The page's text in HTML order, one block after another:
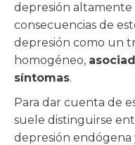
depresión altamente
consecuencias de
depresión como un
homogéneo,
síntomas.
Para dar cuenta de
suele distinguirse
depresión endógena